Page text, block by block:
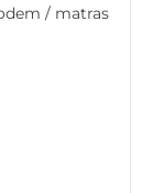
/ matras